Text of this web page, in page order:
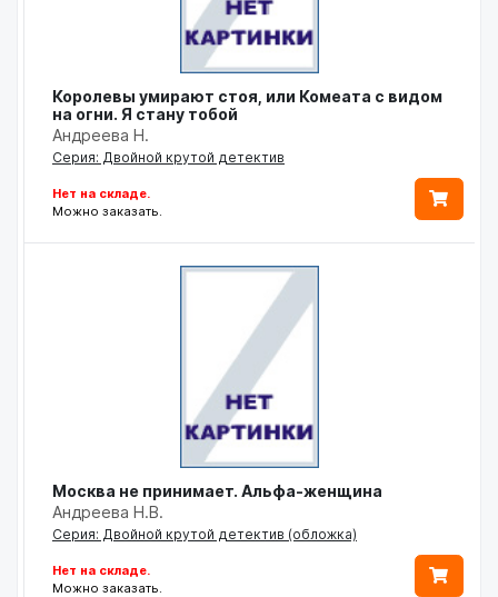
Королевы умирают стоя, или Комеата с видом
на огни. Я стану тобой
Андреева Н.
Серия: Двойной крутой детектив
Нет на складе.
Можно заказать.
Москва не принимает. Альфа-женщина
Андреева Н.В.
Серия: Двойной крутой детектив (обложка)
Нет на складе.
Можно заказать.